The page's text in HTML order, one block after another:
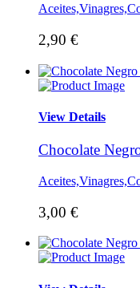
2,90 €
View Details
Chocolate
3,00 €